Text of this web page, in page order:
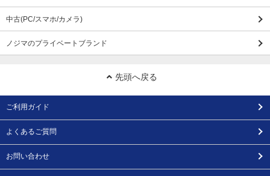
中古(PC/スマホ/カメラ)
ノジマのプライベートブランド
先頭へ戻る
ご利用ガイド
よくあるご質問
お問い合わせ